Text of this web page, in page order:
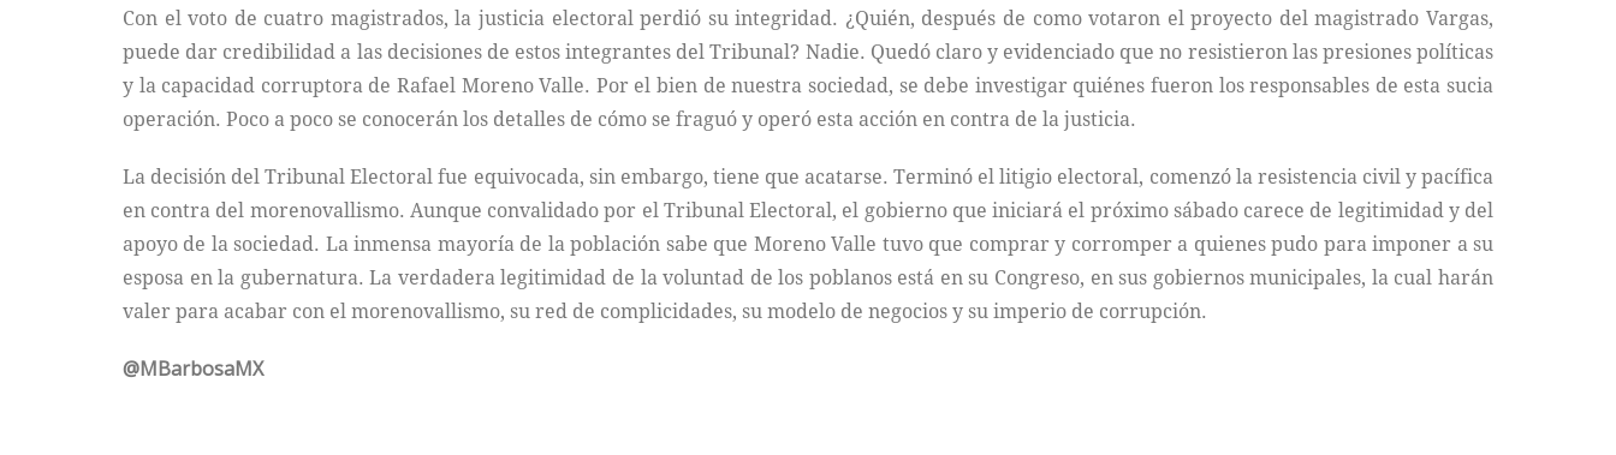
Con el voto de cuatro magistrados, la justicia electoral perdió su integridad. ¿Quién, después de como votaron el proyecto del magistrado Vargas,
puede dar credibilidad a las decisiones de estos integrantes del Tribunal? Nadie. Quedó claro y evidenciado que no resistieron las presiones políticas
y la capacidad corruptora de Rafael Moreno Valle. Por el bien de nuestra sociedad, se debe investigar quiénes fueron los responsables de esta sucia
operación. Poco a poco se conocerán los detalles de cómo se fraguó y operó esta acción en contra de la justicia.
La decisión del Tribunal Electoral fue equivocada, sin embargo, tiene que acatarse. Terminó el litigio electoral, comenzó la resistencia civil y pacífica
en contra del morenovallismo. Aunque convalidado por el Tribunal Electoral, el gobierno que iniciará el próximo sábado carece de legitimidad y del
apoyo de la sociedad. La inmensa mayoría de la población sabe que Moreno Valle tuvo que comprar y corromper a quienes pudo para imponer a su
esposa en la gubernatura. La verdadera legitimidad de la voluntad de los poblanos está en su Congreso, en sus gobiernos municipales, la cual harán
valer para acabar con el morenovallismo, su red de complicidades, su modelo de negocios y su imperio de corrupción.
@MBarbosaMX